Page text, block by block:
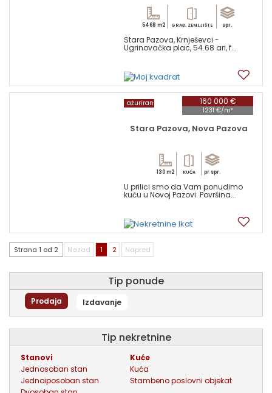
5468 m2 GRAĐ. ZEMLJIŠTE spr.
Stara Pazova, Krnješevci -
Ugrinovačka plac, 54.68 ari, f...
160 000 €
1231 €/m²
ažuriran
Stara Pazova, Nova Pazova
130 m2 KUĆA pr spr.
U prilici smo da Vam ponudimo
kuću u Novoj Pazovi. Površina...
Strana 1 od 2 Nazad 1 2 Napred
Tip ponude
Prodaja Izdavanje
tip nekretnine
stanovi
jednosoban stan
jednoiposoban stan
kuće
kuća
stambeno poslovni objekat